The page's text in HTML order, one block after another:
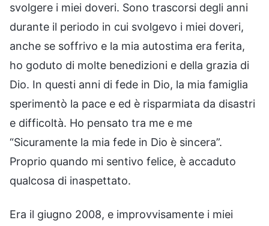
svolgere i miei doveri. Sono trascorsi degli anni
durante il periodo in cui svolgevo i miei doveri,
anche se soffrivo e la mia autostima era ferita,
ho goduto di molte benedizioni e della grazia di
Dio. In questi anni di fede in Dio, la mia famiglia
sperimentò la pace e ed è risparmiata da disastri
e difficoltà. Ho pensato tra me e me
“Sicuramente la mia fede in Dio è sincera”.
Proprio quando mi sentivo felice, è accaduto
qualcosa di inaspettato.
Era il giugno 2008, e improvvisamente i miei